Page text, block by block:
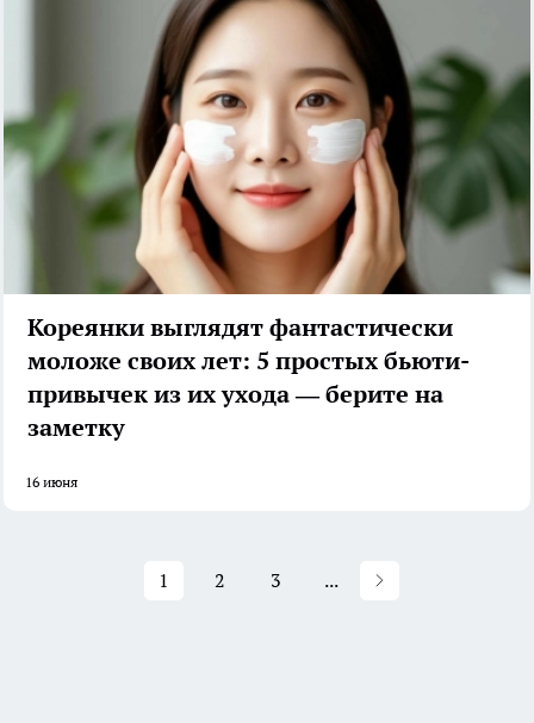
Кореянки выглядят фантастически
моложе своих лет: 5 простых бьюти-
привычек из их ухода — берите на
заметку
16 июня
1 2 3 ...